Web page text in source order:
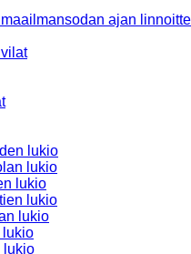
ajan
lukio
lukio
lukio
lukio
lukio
lukio
lukio